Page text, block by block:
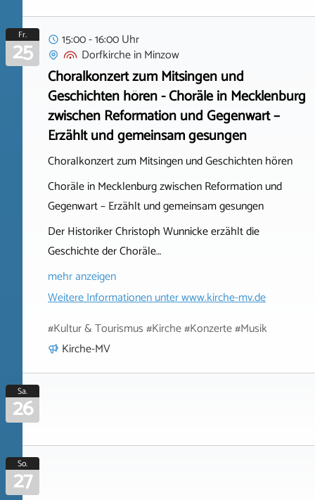
Fr.
25
15:00 - 16:00 Uhr
DorfkircheinMinzow
Choralkonzert zum Mitsingen und
Geschichten hören - Choräle in Mecklenburg
zwischen Reformation und Gegenwart –
Erzählt und gemeinsam gesungen
Choralkonzert zum Mitsingen und Geschichten hören
Choräle in Mecklenburg zwischen Reformation und
Gegenwart – Erzählt und gemeinsam gesungen
Der Historiker Christoph Wunnicke erzählt die
Geschichte der Choräle…
mehr anzeigen
Weitere Informationen unterwww.kirche-mv.de
#Kultur & Tourismus #Kirche #Konzerte #Musik
Kirche-MV
Sa.
26
So.
27